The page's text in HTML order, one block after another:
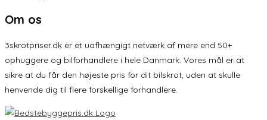
Om os
3skrotpriser.dk er et uafhængigt netværk af mere end 50+
ophuggere og bilforhandlere i hele Danmark. Vores mål er at
sikre at du får den højeste pris for dit bilskrot, uden at skulle
henvende dig til flere forskellige forhandlere.